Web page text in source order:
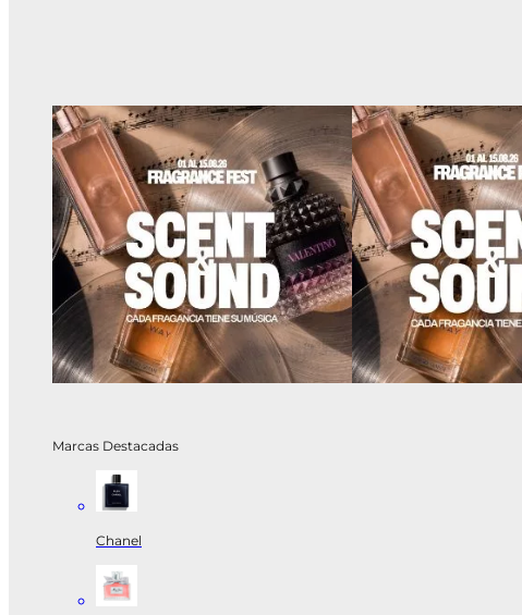
Marcas Destacadas
Chanel